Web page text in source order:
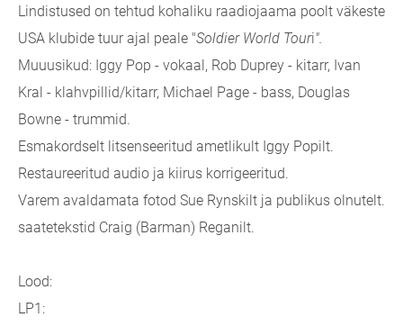
Lindistused on tehtud kohaliku raadiojaama poolt väkeste
USA klubide tuur ajal peale "Soldier World Touri".
Muuusikud: Iggy Pop - vokaal, Rob Duprey - kitarr, Ivan
Kral - klahvpillid/kitarr, Michael Page - bass, Douglas
Bowne - trummid.
Esmakordselt litsenseeritud ametlikult Iggy Popilt.
Restaureeritud audio ja kiirus korrigeeritud.
Varem avaldamata fotod Sue Rynskilt ja publikus olnutelt.
saatetekstid Craig (Barman) Reganilt.
Lood:
LP1: